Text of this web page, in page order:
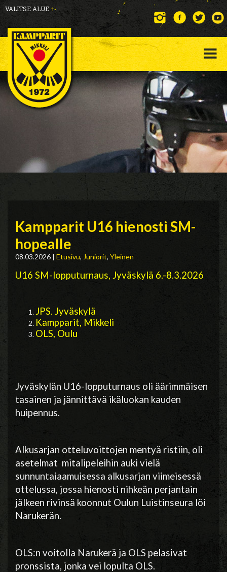
VALITSE ALUE +
Kampparit U16 hienosti SM-
hopealle
08.03.2026 | Etusivu, Juniorit, Yleinen
U16 SM-lopputurnaus, Jyväskylä 6.-8.3.2026
JPS. Jyväskylä
Kampparit, Mikkeli
OLS, Oulu
Jyväskylän U16-lopputurnaus oli äärimmäisen
tasainen ja jännittävä ikäluokan kauden
huipennus.
Alkusarjan otteluvoittojen mentyä ristiin, oli
asetelmat mitalipeleihin auki vielä
sunnuntaiaamuisessa alkusarjan viimeisessä
ottelussa, jossa hienosti nihkeän perjantain
jälkeen rivinsä koonnut Oulun Luistinseura löi
Narukerän.
OLS:n voitolla Narukerä ja OLS pelasivat
pronssista, jonka vei lopulta OLS.